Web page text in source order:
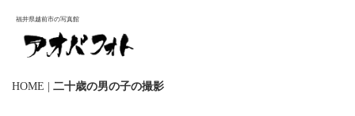
福井県越前市の写真館
HOME 二十歳の男の子の撮影